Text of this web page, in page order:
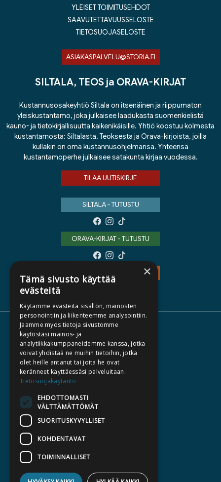
YLEISET TOIMITUSEHDOT
SAAVUTETTAVUUSSELOSTE
TIETOSUOJASELOSTE
ASIAKASPALVELU@STORIA.FI
SILTALA, TEOS ja ORAVA-KIRJAT
Kustannusosakeyhtiö Siltala on itsenäinen ja riippumaton
yleiskustantamo, joka julkaisee laadukasta suomenkielistä
kauno- ja tietokirjallisuutta kaikenikäisille. Yhtiö koostuu kolmesta
kustantamosta: Siltalasta, Teoksesta ja Orava-kirjoista, joilla
kullakin on oma kustannusohjelmansa. Yhteensä
kustantamoperhe julkaisee satakunta kirjaa vuodessa.
TILAA UUTISKIRJE
SILTALA - TUTUSTU
ORAVA-KIRJAT - TUTUSTU
TIETOA MEISTÄ
TEKIJÄT
KATALOGIT
AJANKOHTAISTA
HALUATKO KIRJAILIJAKSI
LASKUTUSOSOITTEET
SILTALA.FI
×
Tämä sivusto käyttää
evästeitä
Käytämme evästeitä sisällön, mainosten
personointiin ja liikenteemme analysointiin.
Jaamme myös tietoja sivustomme
käytöstäsi mainos- ja
analytiikkakumppaneidemme kanssa, jotka
voivat yhdistää ne muihin tietoihin, jotka
olet heille antanut tai joita he ovat
keränneet käyttäessäsi palveluitaan.
Tietosuojakäytäntö
EHDOTTOMASTI
VÄLTTÄMÄTTÖMÄT
SUORITUSKYVYLLISET
KOHDENTAVAT
TOIMINNALLISET